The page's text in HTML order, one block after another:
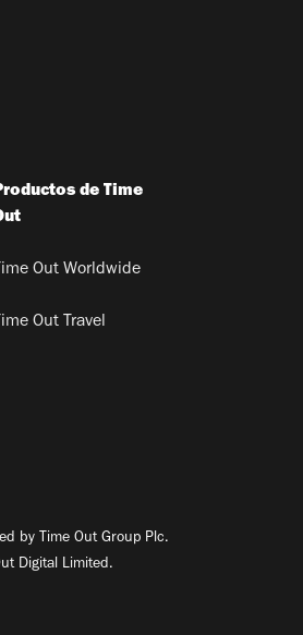
de Time
Out Worldwide
Out Travel
by Time Out Group Plc.
Digital Limited.